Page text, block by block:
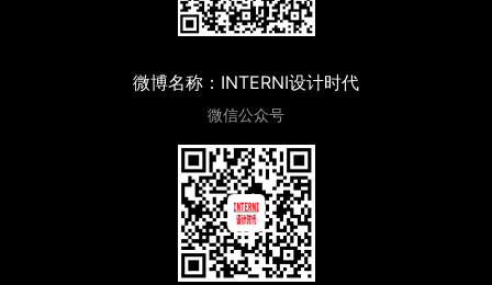
微博名称：INTERNI设计时代
微信公众号